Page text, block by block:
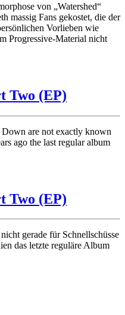
von „Watershed“
massig Fans gekostet, die der
Vorlieben wie
Progressive-Material nicht
Two (EP)
Down are not exactly known
ago the last regular album
Two (EP)
gerade für Schnellschüsse
das letzte reguläre Album